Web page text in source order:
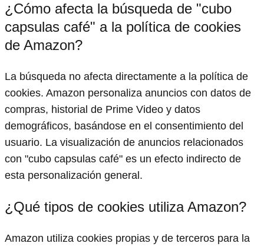
¿Cómo afecta la búsqueda de "cubo
capsulas café" a la política de cookies
de Amazon?
La búsqueda no afecta directamente a la política de
cookies. Amazon personaliza anuncios con datos de
compras, historial de Prime Video y datos
demográficos, basándose en el consentimiento del
usuario. La visualización de anuncios relacionados
con "cubo capsulas café" es un efecto indirecto de
esta personalización general.
¿Qué tipos de cookies utiliza Amazon?
Amazon utiliza cookies propias y de terceros para la